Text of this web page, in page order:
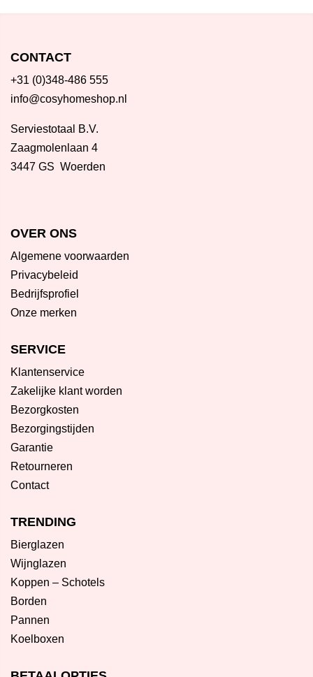
CONTACT
+31 (0)348-486 555
info@cosyhomeshop.nl
Serviestotaal B.V.
Zaagmolenlaan 4
3447 GS Woerden
OVER ONS
Algemene voorwaarden
Privacybeleid
Bedrijfsprofiel
Onze merken
SERVICE
Klantenservice
Zakelijke klant worden
Bezorgkosten
Bezorgingstijden
Garantie
Retourneren
Contact
TRENDING
Bierglazen
Wijnglazen
Koppen – Schotels
Borden
Pannen
Koelboxen